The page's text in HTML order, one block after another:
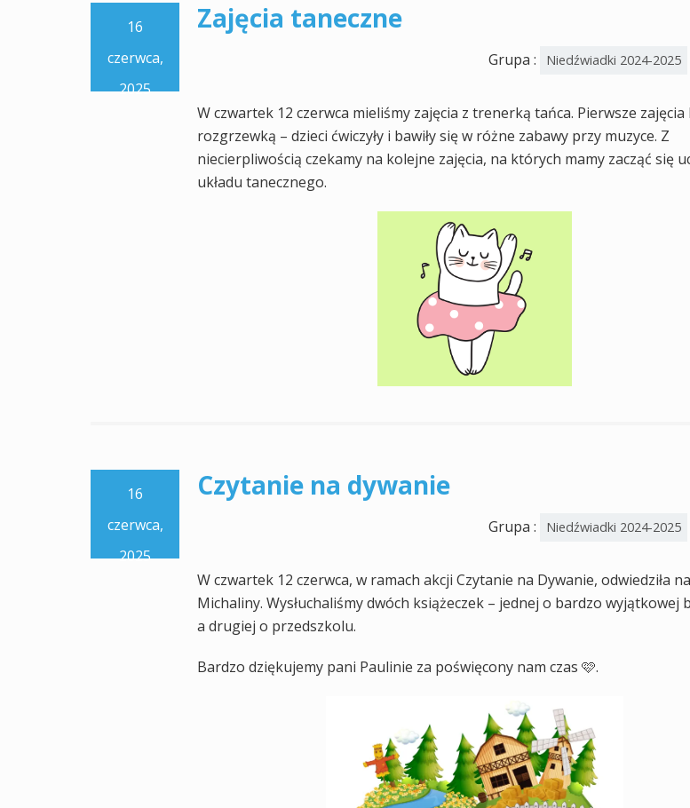
16
czerwca,
2025
Zajęcia taneczne
Grupa : Niedźwiadki 2024-2025
W czwartek 12 czerwca mieliśmy zajęcia z trenerką tańca. Pierwsze zajęcia
rozgrzewką – dzieci ćwiczyły i bawiły się w różne zabawy przy muzyce. Z
niecierpliwością czekamy na kolejne zajęcia, na których mamy zacząć się
układu tanecznego.
16
czerwca,
2025
Czytanie na dywanie
Grupa : Niedźwiadki 2024-2025
W czwartek 12 czerwca, w ramach akcji Czytanie na Dywanie, odwiedziła
Michaliny. Wysłuchaliśmy dwóch książeczek – jednej o bardzo wyjątkowej
a drugiej o przedszkolu.
Bardzo dziękujemy pani Paulinie za poświęcony nam czas 🩷.